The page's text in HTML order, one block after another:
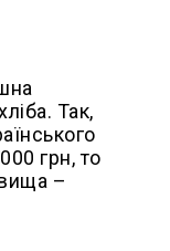
Так,
грн, то
–